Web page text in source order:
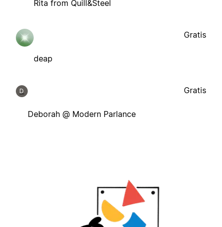
Rita from Quill&Steel
deap
Gratis
D
Deborah @ Modern Parlance
Gratis